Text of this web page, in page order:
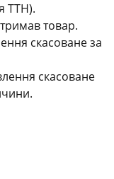
ТТН).
товар.
скасоване за
скасоване